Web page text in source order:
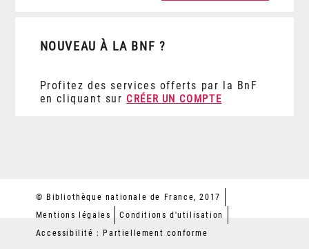
NOUVEAU À LA BNF ?
Profitez des services offerts par la BnF
en cliquant sur CRÉER UN COMPTE
© Bibliothèque nationale de France, 2017
Mentions légales
Conditions d'utilisation
Accessibilité : Partiellement conforme